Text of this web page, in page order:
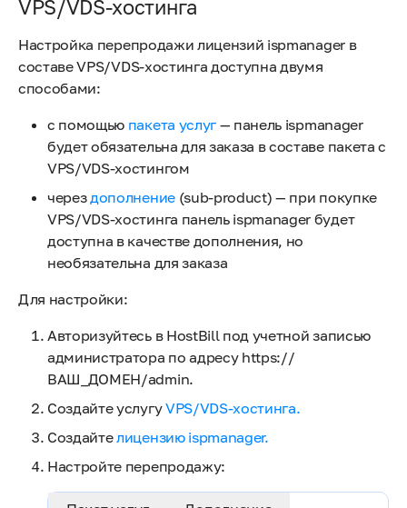
VPS/VDS-хостинга
Настройка перепродажи лицензий ispmanager в
составе VPS/VDS-хостинга доступна двумя
способами:
с помощью пакета услуг— панель ispmanager
будет обязательна для заказа в составе пакета с
VPS/VDS-хостингом
черездополнение(sub-product) — при покупке
VPS/VDS-хостинга панель ispmanager будет
доступна в качестве дополнения, но
необязательна для заказа
Для настройки:
Авторизуйтесь в HostBill под учетной записью
администратора по адресу https://
ВАШ_ДОМЕН/admin.
Создайте услугуVPS/VDS-хостинга.
Создайтелицензию ispmanager.
Настройте перепродажу: